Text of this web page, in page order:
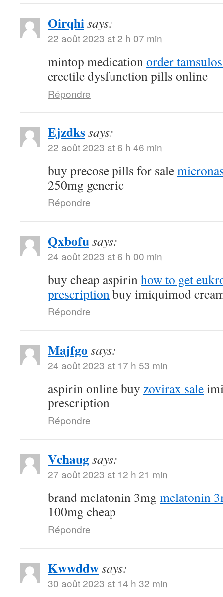
Oirqhisays:
22 août 2023 at 2 h 07 min
mintop medicationorder
erectile dysfunction pills online
Répondre
Ejzdkssays:
22 août 2023 at 6 h 46 min
buy precose pills for sale
250mg generic
Répondre
Qxbofusays:
24 août 2023 at 6 h 00 min
buy cheap aspirinhow to get
prescriptionbuy imiquimod
Répondre
Majfgo says:
24 août 2023 at 17 h 53 min
aspirin online buy zovirax sale
prescription
Répondre
Vchaugsays:
27 août 2023 at 12 h 21 min
brand melatonin 3mg melatonin
100mg cheap
Répondre
Kwwddwsays:
30 août 2023 at 14 h 32 min